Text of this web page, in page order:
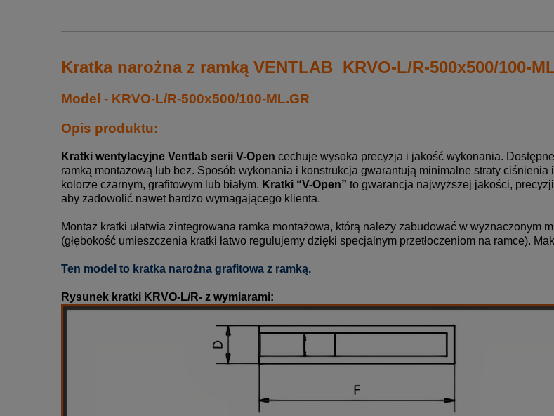
Kratka narożna z ramką VENTLAB KRVO-L/R-500x500/100-
Model - KRVO-L/R-500x500/100-ML.GR
Opis produktu:
Kratki wentylacyjne Ventlab serii V-Open cechuje wysoka precyzja i jakość wykonania.
ramką montażową lub bez. Sposób wykonania i konstrukcja gwarantują minimalne straty ciśnienia
kolorze czarnym, grafitowym lub białym. Kratki “V-Open” to gwarancja najwyższej jakości,
aby zadowolić nawet bardzo wymagającego klienta.
Montaż kratki ułatwia zintegrowana ramka montażowa, którą należy zabudować w wyznaczonym
(głębokość umieszczenia kratki łatwo regulujemy dzięki specjalnym przetłoczeniom na ramce).
Ten model to kratka narożna grafitowa z ramką.
Rysunek kratki KRVO-L/R- z wymiarami: